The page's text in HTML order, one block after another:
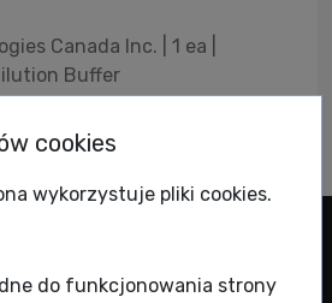
Canada Inc. | 1 ea |
Buffer
cookies
wykorzystuje pliki cookies.
do funkcjonowania strony